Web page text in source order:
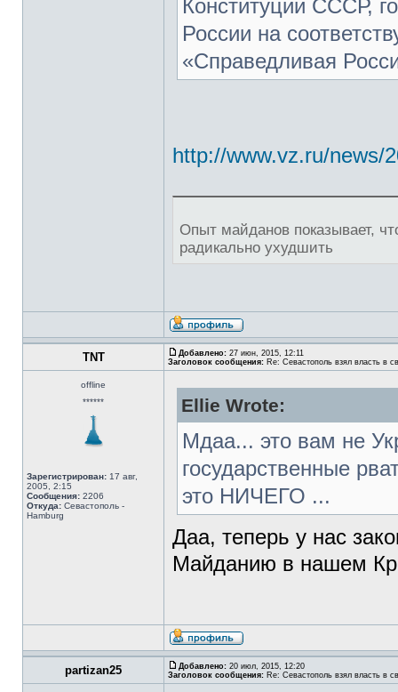
Конституции СССР,
России на
«Справедливая
http://www.vz.ru/news/
Опыт майданов показывает,
радикально ухудшить
TNT Добавлено: 27 июн, 2015, 12:11
Заголовок сообщения: Re: Севастополь взял власть в
offline
******
Зарегистрирован: 17 авг,
2005, 2:15
Сообщения: 2206
Откуда: Севастополь -
Hamburg
Ellie Wrote:
Мдаа... это вам не
государственные
это НИЧЕГО ...
Даа, теперь у нас
Майданию в нашем
partizan25 Добавлено: 20 июл, 2015, 12:20
Заголовок сообщения: Re: Севастополь взял власть в